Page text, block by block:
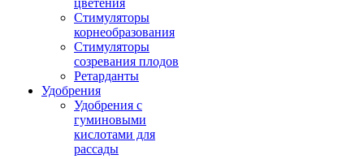
цветения
Стимуляторы
корнеобразования
Стимуляторы
созревания плодов
Ретарданты
Удобрения
Удобрения с
гуминовыми
кислотами для
рассады